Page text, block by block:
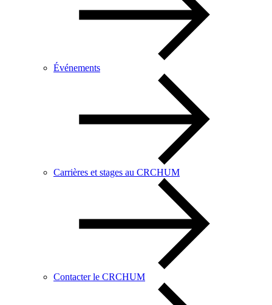
Événements
Carrières et stages au CRCHUM
Contacter le CRCHUM